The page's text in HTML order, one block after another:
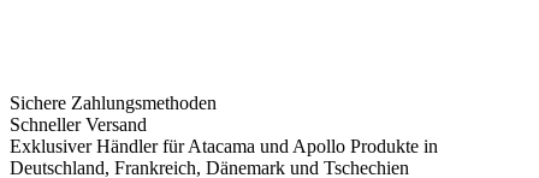
Sichere Zahlungsmethoden
Schneller Versand
Exklusiver Händler für Atacama und Apollo Produkte in
Deutschland, Frankreich, Dänemark und Tschechien